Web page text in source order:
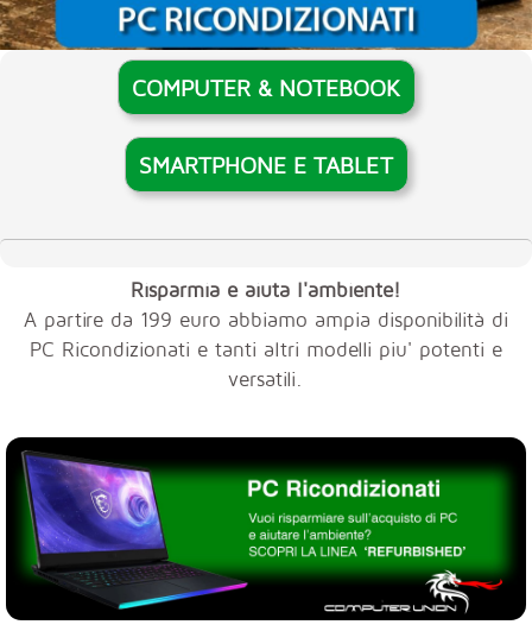
COMPUTER & NOTEBOOK
SMARTPHONE E TABLET
Risparmia e aiuta l'ambiente!
A partire da 199 euro abbiamo ampia disponibilità di
PC Ricondizionati e tanti altri modelli piu' potenti e
versatili.